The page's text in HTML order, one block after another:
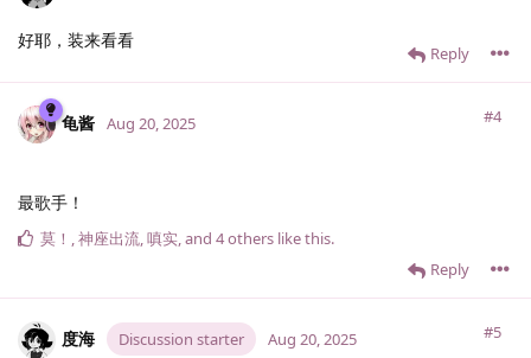
好耶，装来看看
Reply
龟酱 #4
Aug 20, 2025
最歌手！
Reply
莫！ ,神座出流,嗔实, and 4others like this.
度海 Discussion starter #5
Aug 20, 2025